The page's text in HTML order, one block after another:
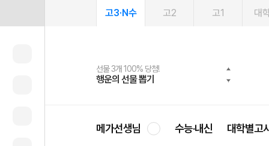
고3·N수 고2 고1 대
선물 3개 100% 당첨!
행운의 선물 뽑기
선물 100% 증정!
메가스터디 X 올리브
2027 러셀 단과
강사 공개선발
스마트러닝앱
설문 EVENT
메가패스
3일 무료 체험권
메가패스 수강생 무료혜택!
메가클럽 멤버십
사회공헌 캠페인
희망이룸 메가나눔
메가선생님 수능·내신 대학별고